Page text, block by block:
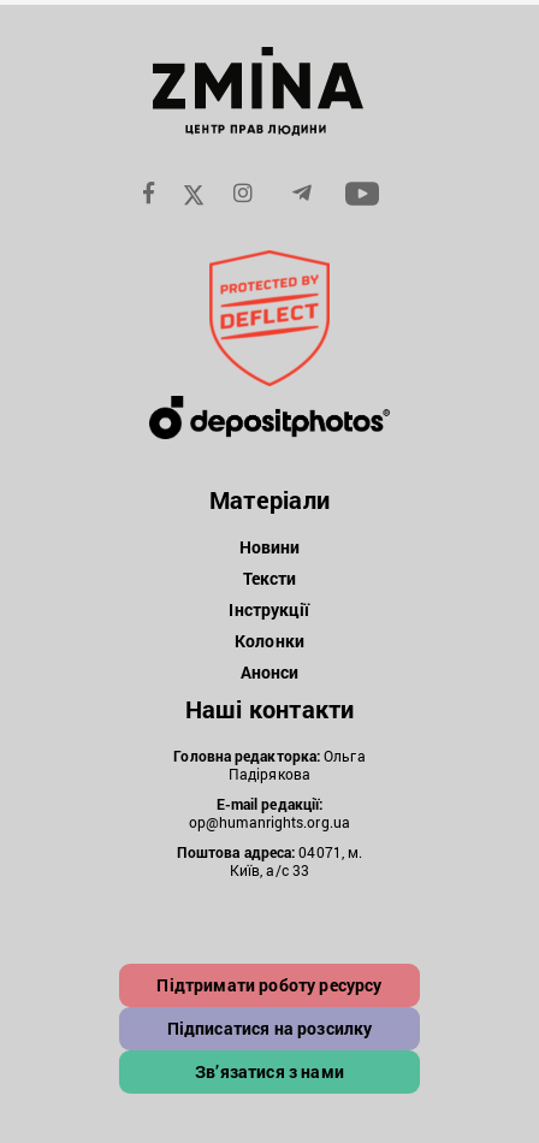
Матеріали
Новини
Тексти
Інструкції
Колонки
Анонси
Наші контакти
Головна редакторка:Ольга
Падірякова
E-mail редакції:
op@humanrights.org.ua
Поштова адреса:04071, м.
Київ, а/с 33
Підтримати роботу ресурсу
Підписатися на розсилку
Зв’язатися з нами